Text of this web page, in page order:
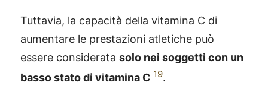
Tuttavia, la capacità della vitamina C di
aumentare le prestazioni atletiche può
essere considerata solo nei soggetti con un
basso stato di vitamina C 19.